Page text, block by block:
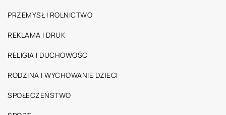
PRZEMYSŁ I ROLNICTWO
REKLAMA I DRUK
RELIGIA I DUCHOWOŚĆ
RODZINA I WYCHOWANIE DZIECI
SPOŁECZEŃSTWO